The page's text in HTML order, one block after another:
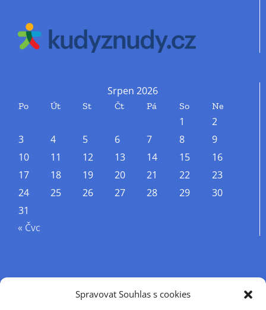
Spravovat Souhlas s cookies
Srpen 2026
Po Út St Čt Pá So Ne
1
2
3
4 5 6 7 8
9
10
11 12 13 14 15
16
17
18 19 20 21 22
23
24
25 26 27 28 29
30
31
« Čvc
Příjmení